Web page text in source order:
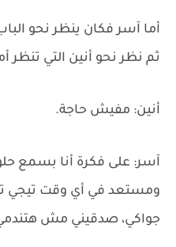
أما آسر فكان ينظر نحو
ثم نظر نحو أنين التي تنظر
أنين: مفيش حاجة.
آسر: على فكرة أنا بسمع
ومستعد في أي وقت تيجي
جواكي، صدقيني مش هتندمي